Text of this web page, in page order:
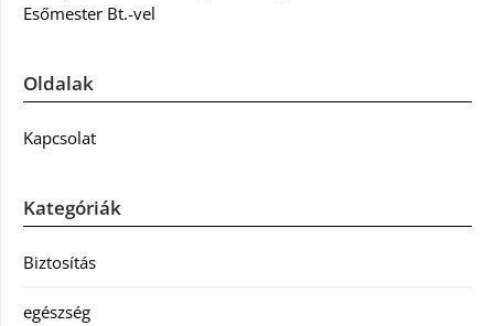
Esőmester Bt.-vel
Oldalak
Kapcsolat
Kategóriák
Biztosítás
egészség